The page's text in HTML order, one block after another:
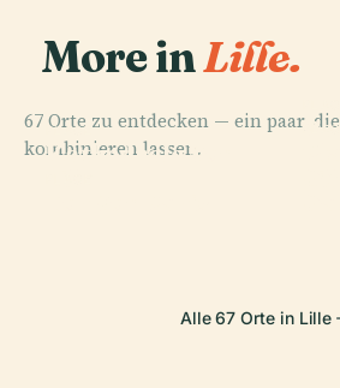
More inLille.
67 Orte zu entdecken — ein paar,
kombinieren lassen.
PLACE
Kathedrale Von
Alle 67 Orte in Lille